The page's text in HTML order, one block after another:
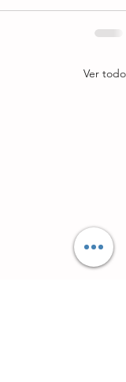
Ver todo